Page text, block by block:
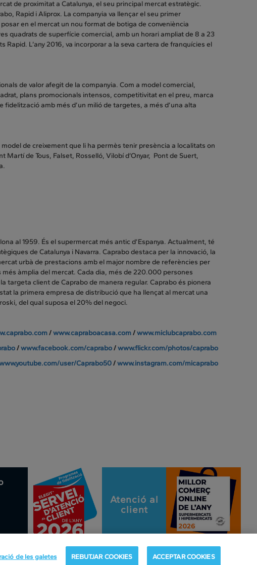
de proximitat a Catalunya, el seu principal mercat estratègic.
Rapid i Aliprox. La companyia va llençar el seu primer
en el mercat un nou format de botiga de conveniència
quadrats de superfície comercial, amb un horari ampliat de 8 a 23
L’any 2016, va incorporar a la seva cartera de franquícies el
de valor afegit de la companyia. Com a model comercial,
plans promocionals intensos, competitivitat en el preu, marca
amb més d’un milió de targetes, a més d’una alta
de creixement que li ha permès tenir presència a localitats on
de Tous, Falset, Rosselló, Vilobí d’Onyar, Pont de Suert,
al 1959. És el supermercat més antic d’Espanya. Actualment, té
de Catalunya i Navarra. Caprabo destaca per la innovació, la
urbà de prestacions amb el major nombre de referències per
àmplia del mercat. Cada dia, més de 220.000 persones
targeta client de Caprabo de manera regular. Caprabo és pionera
la primera empresa de distribució que ha llençat al mercat una
del qual suposa el 20% del negoci.
/www.capraboacasa.com/www.miclubcaprabo.com
/www.facebook.com/caprabo/www.flickr.com/photos/caprabo
user/Caprabo50/www.instagram.com/micaprabo
Atenció al
client
reservats
de les galetes REBUTJAR COOKIES ACCEPTAR COOKIES